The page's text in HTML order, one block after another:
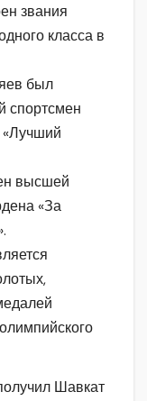
звания
класса в
был
спортсмен
«Лучший
высшей
«За
Шавкат